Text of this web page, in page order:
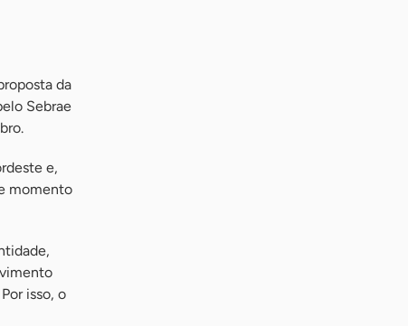
da
Sebrae
e,
momento
isso, o